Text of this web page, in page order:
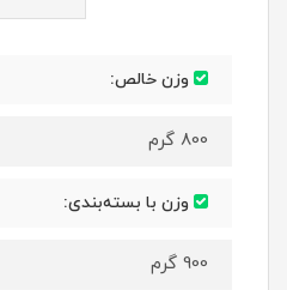
وزن خالص:
800 گرم
وزن با بسته‌بندی:
900 گرم